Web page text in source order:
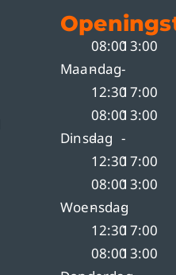
Maandag
08:00
-
12:30
13:00
-
17:00
Dinsdag
08:00
-
12:30
13:00
-
17:00
Woensdag
08:00
-
12:30
13:00
-
17:00
08:0013:00